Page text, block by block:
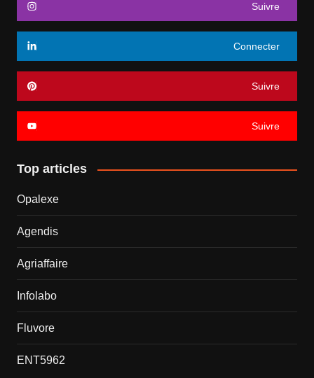
Suivre
Connecter
Suivre
Suivre
Top articles
Opalexe
Agendis
Agriaffaire
Infolabo
Fluvore
ENT5962